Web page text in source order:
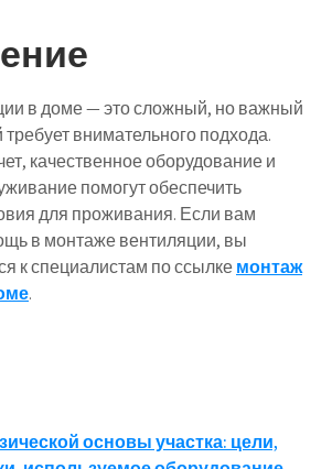
в доме — это сложный, но важный
внимательного подхода.
качественное оборудование и
помогут обеспечить
для проживания. Если вам
в монтаже вентиляции, вы
к специалистам по ссылкемонтаж
.
основы участка: цели,